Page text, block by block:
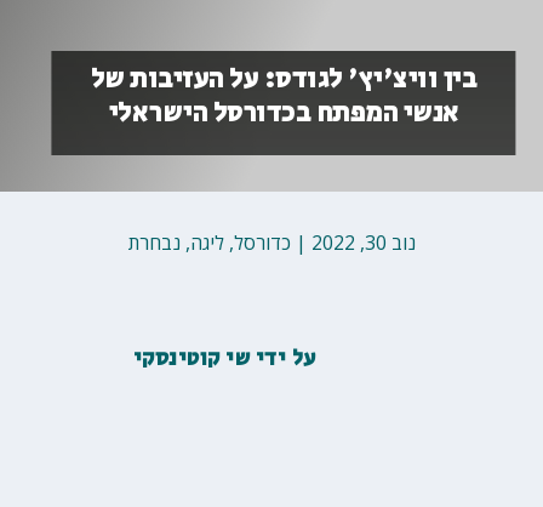
בין וויצ'יץ' לגודס: על העזיבות של
אנשי המפתח בכדורסל הישראלי
נוב 30, 2022 | כדורסל,ליגה, נבחרת
על ידישי קוטינסקי